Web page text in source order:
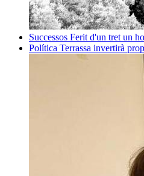
Successos Ferit d'un tret un
Política Terrassa invertirà